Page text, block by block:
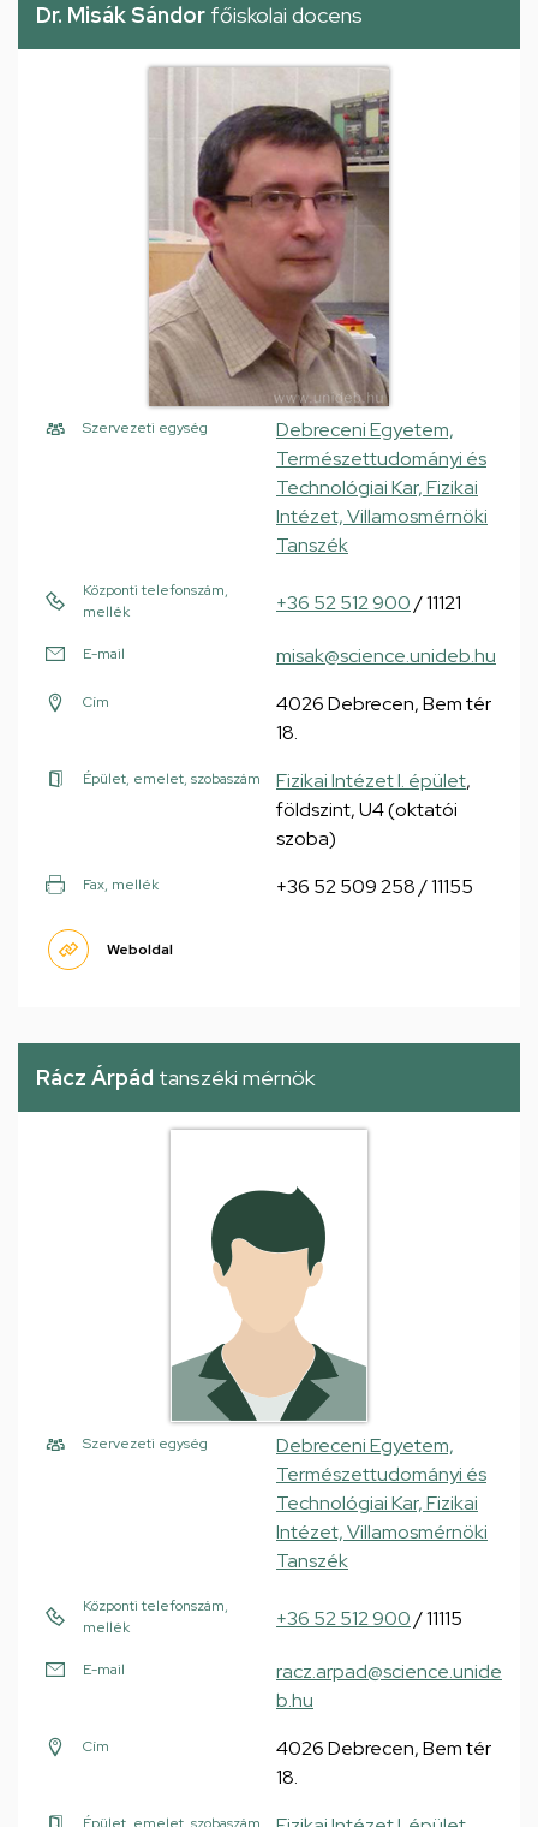
Dr. Misák Sándor főiskolai docens
Szervezeti egység
Debreceni Egyetem,
Természettudományi és
Technológiai Kar, Fizikai
Intézet, Villamosmérnöki
Tanszék
Központi telefonszám,
mellék
+36 52 512 900/ 11121
E-mail misak@science.unideb.hu
Cím
4026 Debrecen, Bem tér
18.
Épület, emelet, szobaszám Fizikai Intézet I. épület,
földszint, U4 (oktatói
szoba)
Fax, mellék +36 52 509 258 / 11155
Weboldal
Rácz Árpád tanszéki mérnök
Szervezeti egység
Debreceni Egyetem,
Természettudományi és
Technológiai Kar, Fizikai
Intézet, Villamosmérnöki
Tanszék
Központi telefonszám,
mellék
+36 52 512 900/ 11115
E-mail
racz.arpad@science.unide
b.hu
Cím
4026 Debrecen, Bem tér
18.